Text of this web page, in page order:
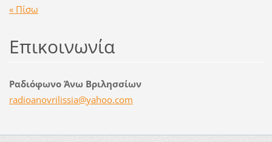
« Πίσω
Επικοινωνία
Ραδιόφωνο Άνω Βριλησσίων
radioanovrilissia@yahoo.com